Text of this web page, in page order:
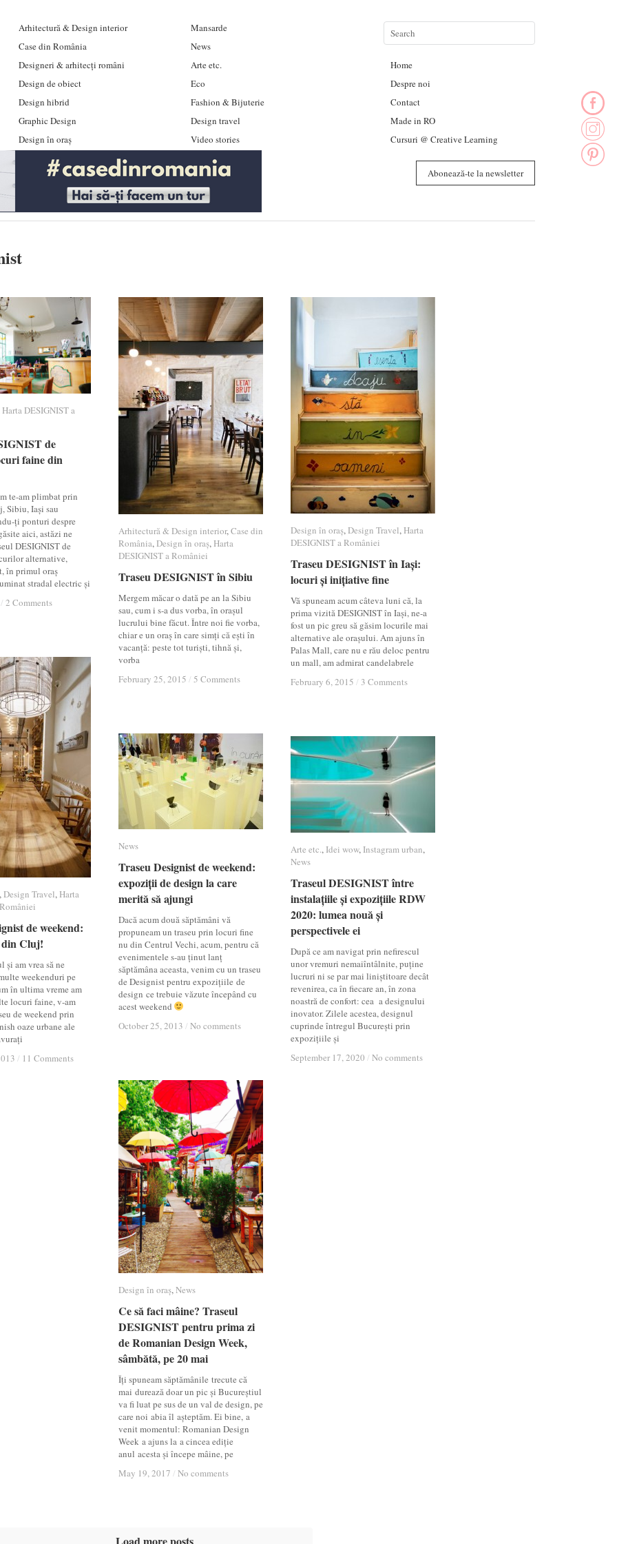
Arhitectură & Design interior
Case din România
Designeri & arhitecți români
Design de obiect
Design hibrid
Graphic Design
Design în oraș
Mansarde
News
Arte etc.
Eco
Fashion & Bijuterie
Design travel
Video stories
Home
Despre noi
Contact
Made in RO
Cursuri @ Creative Learning
Abonează-te la newsletter
Harta DESIGNIST a
de
faine din
te-am plimbat prin
Sibiu, Iași sau
ți ponturi despre
aici, astăzi ne
DESIGNIST de
alternative,
în primul oraș
stradal electric și
/ 2 Comments
Harta DESIGNIST a
de
faine din
/ 2 Comments
Arhitectură & Design interior,Case din
România,Design în oraș, Harta
DESIGNIST a României
Traseu DESIGNIST în Sibiu
Mergem măcar o dată pe an la Sibiu
sau, cum i s-a dus vorba, în orașul
lucrului bine făcut. Între noi fie vorba,
chiar e un oraș în care simți că ești în
vacanță: peste tot turiști, tihnă și,
vorba
February 25, 2015 / 5 Comments
Arhitectură & Design interior Case din
România Design în oraș Harta
DESIGNIST a României
Traseu DESIGNIST în Sibiu
February 25, 2015 / 5 Comments
Design în oraș,Design Travel, Harta
DESIGNIST a României
Traseu DESIGNIST în Iași:
locuri și inițiative fine
Vă spuneam acum câteva luni că, la
prima vizită DESIGNIST în Iași, ne-a
fost un pic greu să găsim locurile mai
alternative ale orașului. Am ajuns în
Palas Mall, care nu e rău deloc pentru
un mall, am admirat candelabrele
February 6, 2015 / 3 Comments
Design în oraș Design Travel Harta
DESIGNIST a României
Traseu DESIGNIST în Iași:
locuri și inițiative fine
February 6, 2015 / 3 Comments
Design Travel, Harta
de weekend:
Cluj!
și am vrea să ne
weekenduri pe
în ultima vreme am
locuri faine, v-am
de weekend prin
oaze urbane ale
/ 11 Comments
Design Travel Harta
de weekend:
Cluj!
/ 11 Comments
News
Traseu Designist de weekend:
expoziții de design la care
merită să ajungi
Dacă acum două săptămâni vă
propuneam un traseu prin locuri fine
nu din Centrul Vechi, acum, pentru că
evenimentele s-au ținut lanț
săptămâna aceasta, venim cu un traseu
de Designist pentru expozițiile de
design ce trebuie văzute începând cu
acest weekend
October 25, 2013 / No comments
News
Traseu Designist de weekend:
expoziții de design la care
merită să ajungi
October 25, 2013 / No comments
Arte etc., Idei wow, Instagram urban,
News
Traseul DESIGNIST între
instalațiile și expozițiile RDW
2020: lumea nouă și
perspectivele ei
După ce am navigat prin nefirescul
unor vremuri nemaiîntâlnite, puține
lucruri ni se par mai liniștitoare decât
revenirea, ca în fiecare an, în zona
noastră de confort: cea a designului
inovator. Zilele acestea, designul
cuprinde întregul București prin
expozițiile și
September 17, 2020 / No comments
Arte etc. Idei wow Instagram urban
News
Traseul DESIGNIST între
instalațiile și expozițiile RDW
2020: lumea nouă și
perspectivele ei
September 17, 2020 / No comments
Design în oraș,News
Ce să faci mâine? Traseul
DESIGNIST pentru prima zi
de Romanian Design Week,
sâmbătă, pe 20 mai
Îți spuneam săptămânile trecute că
mai durează doar un pic și Bucureștiul
va fi luat pe sus de un val de design, pe
care noi abia îl așteptăm. Ei bine, a
venit momentul: Romanian Design
Week a ajuns la a cincea ediție
anul acesta și începe mâine, pe
May 19, 2017 / No comments
Design în oraș News
Ce să faci mâine? Traseul
DESIGNIST pentru prima zi
de Romanian Design Week,
sâmbătă, pe 20 mai
May 19, 2017 / No comments